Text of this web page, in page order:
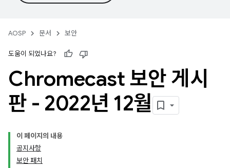
AOSP 문서 보안
도움이 되었나요?
Chromecast 보안 게시
판 - 2022년 12월
이 페이지의 내용
공지사항
보안 패치